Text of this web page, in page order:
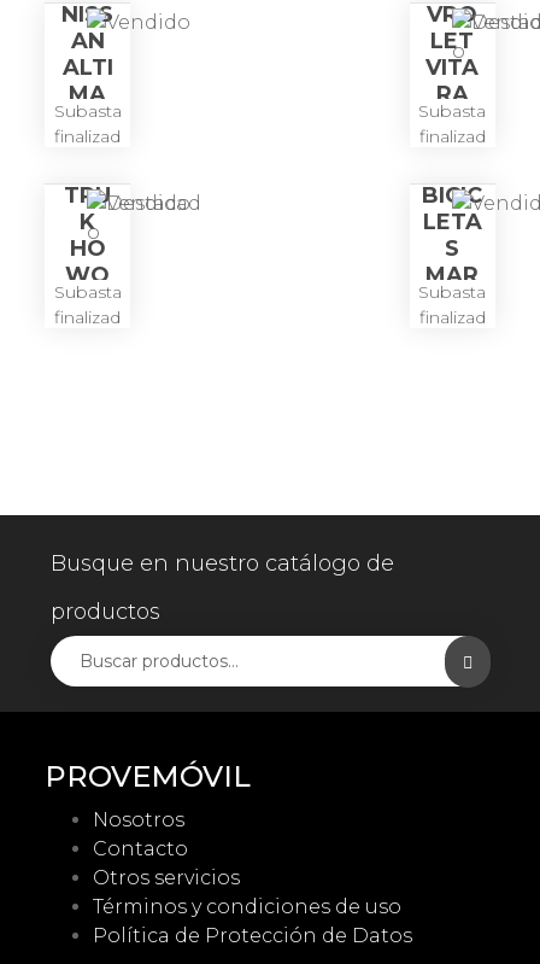
NISS
AN
ALTI
MA
Subasta
finalizad
VRO
LET
VITA
RA
3P
Subasta
finalizad
TRU
K
HO
WO
T5G
Subasta
finalizad
SOP
ORT
BICIC
LETA
S
MAR
CA
YAKI
Subasta
finalizad
Busque en nuestro catálogo de
productos
PROVEMÓVIL
Nosotros
Contacto
Otros servicios
Términos y condiciones de uso
Política de Protección de Datos